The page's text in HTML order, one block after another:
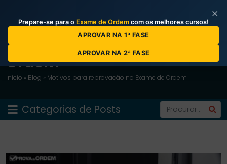
Blog do Curso Prova da
Ordem
Início » Blog » Motivos para reprovação no Exame de Ordem
Categorias de Posts
×
Prepare-se para o Exame de Ordem com os melhores cursos!
APROVAR NA 1ª FASE
APROVAR NA 2ª FASE